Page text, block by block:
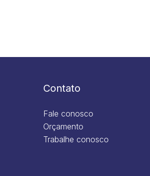
Contato
Fale conosco
Orçamento
Trabalhe conosco